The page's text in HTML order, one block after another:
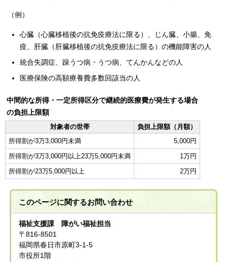
（例）
心臓（心臓移植後の抗免疫療法に限る）、じん臓、小腸、免
疫、肝臓（肝臓移植後の抗免疫療法に限る）の機能障害の人
統合失調症、躁うつ病・うつ病、てんかんなどの人
医療保険の高額療養費多数回該当の人
中間的な所得・一定所得区分で継続的医療費が発生する場合
の負担上限額
対象者の世帯
負担上限額（月額）
所得割が3万3,000円未満
5,000円
所得割が3万3,000円以上23万5,000円未満
1万円
所得割が23万5,000円以上
2万円
このページに関するお問い合わせ
福祉支援課 障がい福祉担当
〒816-8501
福岡県春日市原町3-1-5
市役所1階